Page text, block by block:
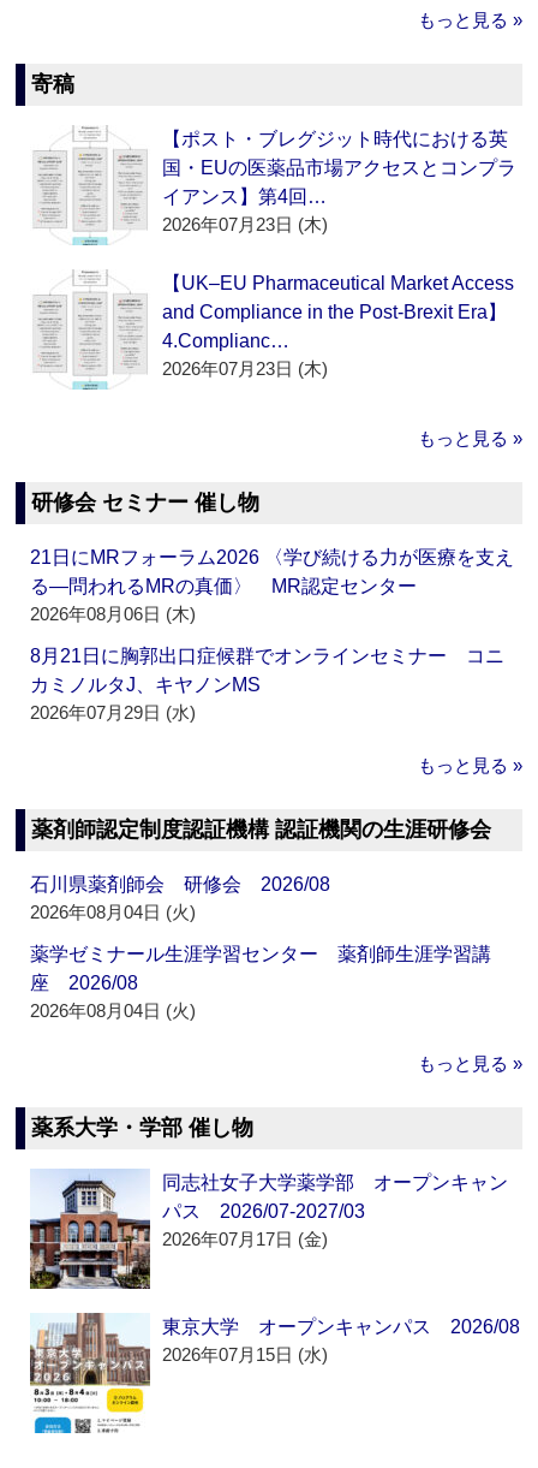
もっと見る »
寄稿
【ポスト・ブレグジット時代における英
国・EUの医薬品市場アクセスとコンプラ
イアンス】第4回…
2026年07月23日 (木)
【UK–EU Pharmaceutical Market Access
and Compliance in the Post-Brexit Era】
4.Complianc…
2026年07月23日 (木)
もっと見る »
研修会 セミナー 催し物
21日にMRフォーラム2026 〈学び続ける力が医療を支え
る―問われるMRの真価〉 MR認定センター
2026年08月06日 (木)
8月21日に胸郭出口症候群でオンラインセミナー コニ
カミノルタJ、キヤノンMS
2026年07月29日 (水)
もっと見る »
薬剤師認定制度認証機構 認証機関の生涯研修会
石川県薬剤師会 研修会 2026/08
2026年08月04日 (火)
薬学ゼミナール生涯学習センター 薬剤師生涯学習講
座 2026/08
2026年08月04日 (火)
もっと見る »
薬系大学・学部 催し物
同志社女子大学薬学部 オープンキャン
パス 2026/07-2027/03
2026年07月17日 (金)
東京大学 オープンキャンパス 2026/08
2026年07月15日 (水)